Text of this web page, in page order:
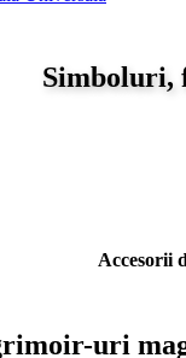
Simboluri,
Accesorii